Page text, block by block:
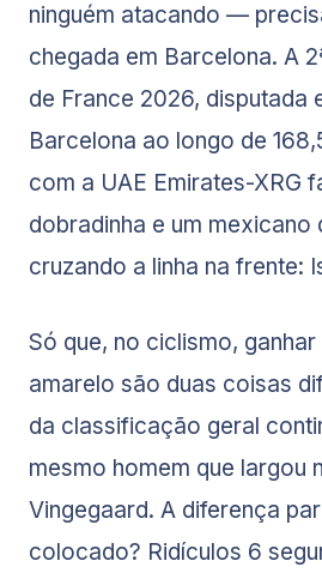
ninguém atacando —
chegada em Barcelona. A
de France 2026, disputada
Barcelona ao longo de
com a UAE Emirates-XRG
dobradinha e um mexicano
cruzando a linha na frente:
Só que, no ciclismo,
amarelo são duas coisas
da classificação geral
mesmo homem que largou
Vingegaard. A diferença
colocado? Ridículos 6